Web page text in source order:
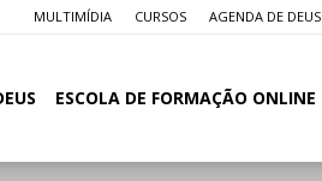
MULTIMÍDIA CURSOS AGENDA DE DEUS
ESCOLA DE FORMAÇÃO ONLINE